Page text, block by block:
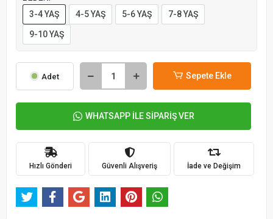
3-4 YAŞ
4-5 YAŞ 5-6 YAŞ 7-8 YAŞ
9-10 YAŞ
Adet Sepete Ekle
WHATSAPP İLE SİPARİŞ VER
Hızlı Gönderi Güvenli Alışveriş İade ve Değişim